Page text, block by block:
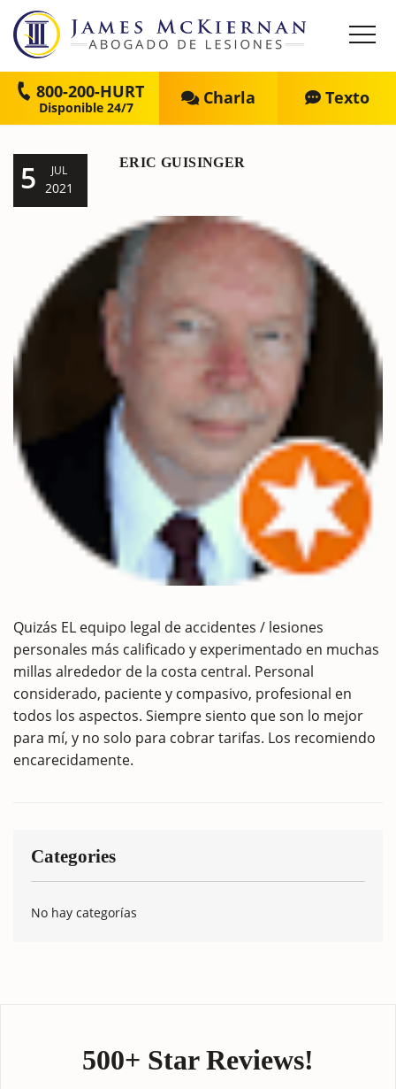
800-200-HURT Charla Texto
5 JUL
2021
ERIC GUISINGER
Quizás EL equipo legal de accidentes / lesiones
personales más calificado y experimentado en muchas
millas alrededor de la costa central. Personal
considerado, paciente y compasivo, profesional en
todos los aspectos. Siempre siento que son lo mejor
para mí, y no solo para cobrar tarifas. Los recomiendo
encarecidamente.
Categories
No hay categorías
500+ Star Reviews!